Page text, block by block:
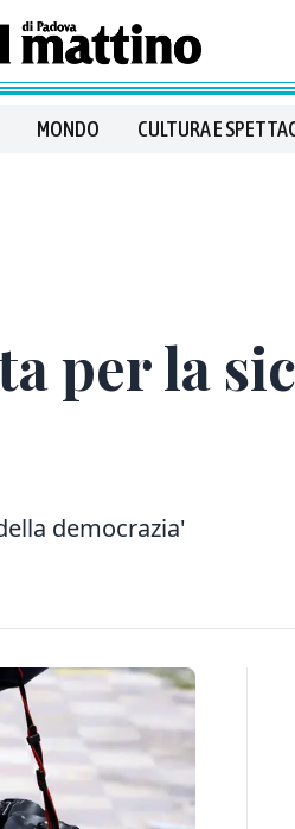
MONDO CULTURA E
per la
democrazia'